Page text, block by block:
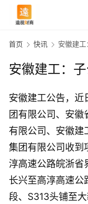
首页 快讯 安徽建工
安徽建工：
安徽建工公告，近
团有限公司、安
有限公司、安徽建
集团有限公司收到
淳高速公路皖浙省
长兴至高淳高速公
段、S313头铺至